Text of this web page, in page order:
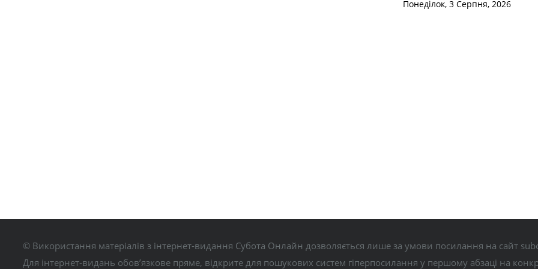
Понеділок, 3 Серпня, 2026
© Використання матеріалів з інтернет-видання Субота Онлайн дозволяється лише за умови посилання на сайт
Для інтернет-видань обов’язкове пряме, відкрите для пошукових систем гіперпосилання у першому абзаці на